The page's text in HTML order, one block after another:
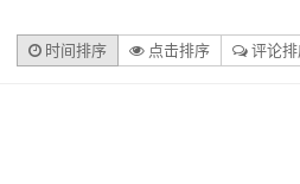
时间排序 点击排序 评论